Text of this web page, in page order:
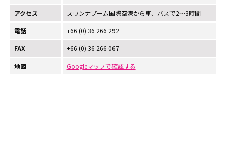
アクセス スワンナプーム国際空港から車、バスで2～3時間
電話 +66 (0) 36 266 292
FAX +66 (0) 36 266 067
地図 Googleマップで確認する